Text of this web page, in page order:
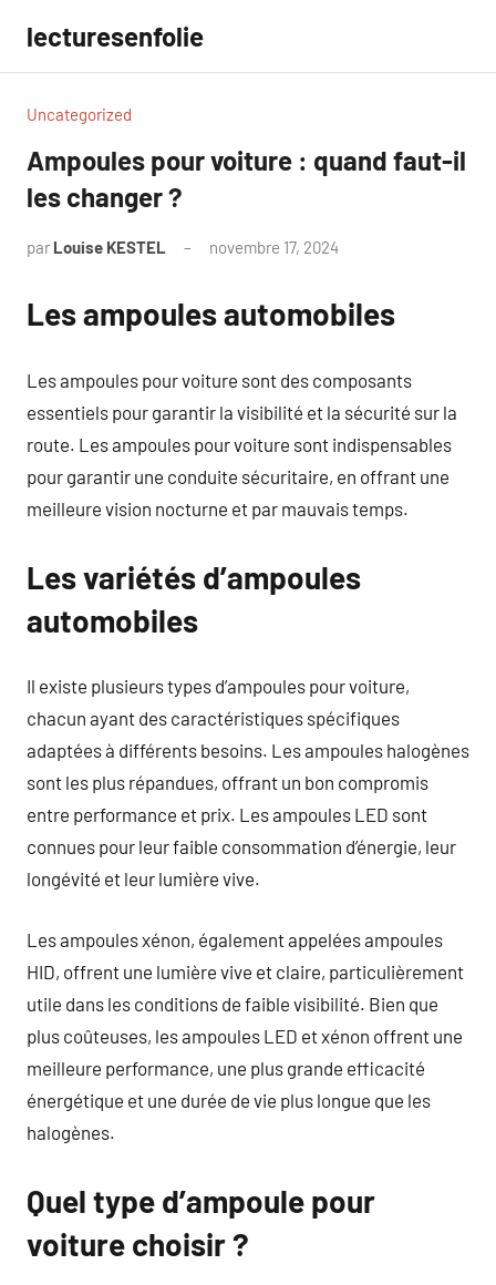
contenu
lecturesenfolie
Uncategorized
Ampoules pour voiture : quand faut-il
les changer ?
par Louise KESTEL novembre 17, 2024
Les ampoules automobiles
Les ampoules pour voiture sont des composants
essentiels pour garantir la visibilité et la sécurité sur la
route. Les ampoules pour voiture sont indispensables
pour garantir une conduite sécuritaire, en offrant une
meilleure vision nocturne et par mauvais temps.
Les variétés d’ampoules
automobiles
Il existe plusieurs types d’ampoules pour voiture,
chacun ayant des caractéristiques spécifiques
adaptées à différents besoins. Les ampoules halogènes
sont les plus répandues, offrant un bon compromis
entre performance et prix. Les ampoules LED sont
connues pour leur faible consommation d’énergie, leur
longévité et leur lumière vive.
Les ampoules xénon, également appelées ampoules
HID, offrent une lumière vive et claire, particulièrement
utile dans les conditions de faible visibilité. Bien que
plus coûteuses, les ampoules LED et xénon offrent une
meilleure performance, une plus grande efficacité
énergétique et une durée de vie plus longue que les
halogènes.
Quel type d’ampoule pour
voiture choisir ?